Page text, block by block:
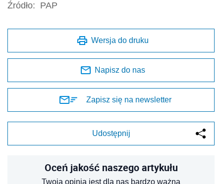
Źródło: PAP
Wersja do druku
Napisz do nas
Zapisz się na newsletter
Udostępnij
Oceń jakość naszego artykułu
Twoja opinia jest dla nas bardzo ważna